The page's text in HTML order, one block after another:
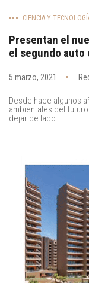
CIENCIA Y
Presentan el
el segundo auto
5 marzo, 2021
Desde hace algunos
ambientales del
dejar de lado...